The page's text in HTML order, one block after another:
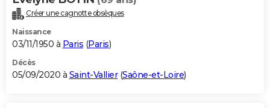
Créer une cagnotte obsèques
Naissance
03/11/1950 à Paris (Paris)
Décès
05/09/2020 à Saint-Vallier(Saône-et-Loire)